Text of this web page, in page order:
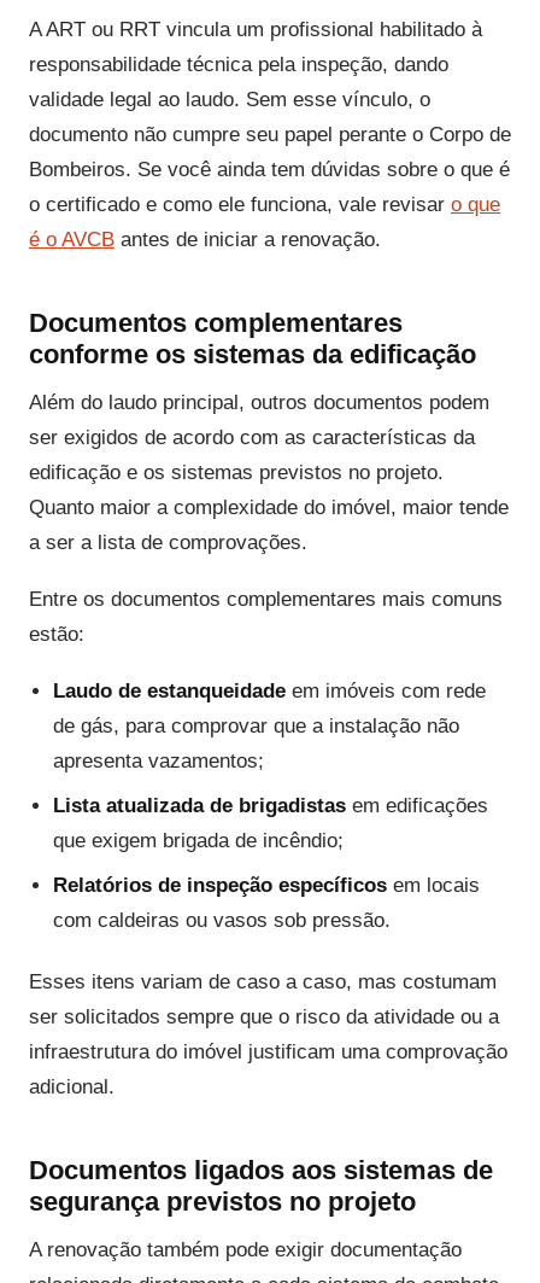
A ART ou RRT vincula um profissional habilitado à
responsabilidade técnica pela inspeção, dando
validade legal ao laudo. Sem esse vínculo, o
documento não cumpre seu papel perante o Corpo de
Bombeiros. Se você ainda tem dúvidas sobre o que é
o certificado e como ele funciona, vale revisar o que
é o AVCB antes de iniciar a renovação.
Documentos complementares
conforme os sistemas da edificação
Além do laudo principal, outros documentos podem
ser exigidos de acordo com as características da
edificação e os sistemas previstos no projeto.
Quanto maior a complexidade do imóvel, maior tende
a ser a lista de comprovações.
Entre os documentos complementares mais comuns
estão:
Laudo de estanqueidade em imóveis com rede
de gás, para comprovar que a instalação não
apresenta vazamentos;
Lista atualizada de brigadistas em edificações
que exigem brigada de incêndio;
Relatórios de inspeção específicos em locais
com caldeiras ou vasos sob pressão.
Esses itens variam de caso a caso, mas costumam
ser solicitados sempre que o risco da atividade ou a
infraestrutura do imóvel justificam uma comprovação
adicional.
Documentos ligados aos sistemas de
segurança previstos no projeto
A renovação também pode exigir documentação